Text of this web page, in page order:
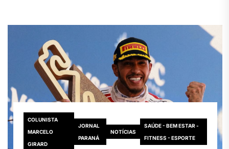
COLUNISTA
MARCELO
GIRARD
JORNAL
PARANÁ
NOTÍCIAS
SAÚDE - BEM ESTAR -
FITNESS - ESPORTE